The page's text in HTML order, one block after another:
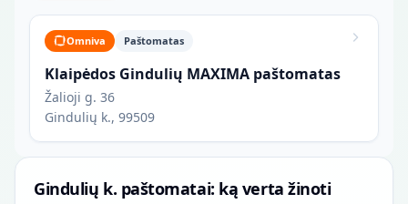
Omniva Paštomatas
Klaipėdos Gindulių MAXIMA paštomatas
Žalioji g. 36
Gindulių k., 99509
Gindulių k. paštomatai: ką verta žinoti